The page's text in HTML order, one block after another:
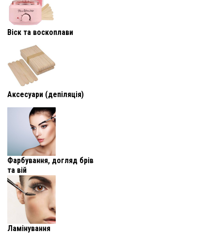
Віск та воскоплави
Аксесуари (депіляція)
Фарбування, догляд брів
та вій
Ламінування